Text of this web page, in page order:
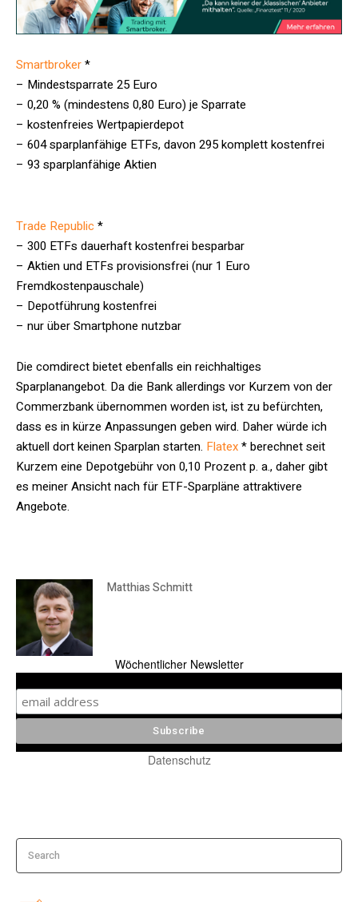
Smartbroker*
– Mindestsparrate 25 Euro
– 0,20 % (mindestens 0,80 Euro) je Sparrate
– kostenfreies Wertpapierdepot
– 604 sparplanfähige ETFs, davon 295 komplett kostenfrei
– 93 sparplanfähige Aktien
Trade Republic*
– 300 ETFs dauerhaft kostenfrei besparbar
– Aktien und ETFs provisionsfrei (nur 1 Euro
Fremdkostenpauschale)
– Depotführung kostenfrei
– nur über Smartphone nutzbar
Die comdirect bietet ebenfalls ein reichhaltiges
Sparplanangebot. Da die Bank allerdings vor Kurzem von der
Commerzbank übernommen worden ist, ist zu befürchten,
dass es in kürze Anpassungen geben wird. Daher würde ich
aktuell dort keinen Sparplan starten. Flatex* berechnet seit
Kurzem eine Depotgebühr von 0,10 Prozent p. a., daher gibt
es meiner Ansicht nach für ETF-Sparpläne attraktivere
Angebote.
Matthias Schmitt
Wöchentlicher Newsletter
Datenschutz
Search